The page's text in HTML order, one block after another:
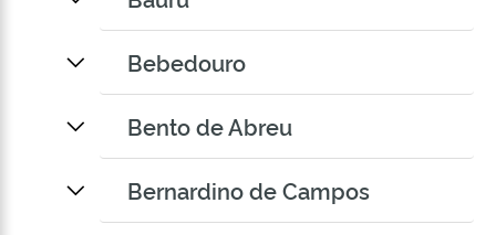
Bebedouro
Bento de Abreu
Bernardino de Campos